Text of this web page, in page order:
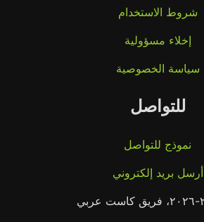
شروط الاستخدام
إخلاء مسؤولية
سياسة الخصوصية
للتواصل
نموذج للتواصل
أرسل بريد إلكتروني